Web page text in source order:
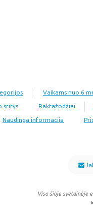
Vaikams nuo 6
sritys Raktažodžiai
Naudinga informacija
Visa šioje svetainėje